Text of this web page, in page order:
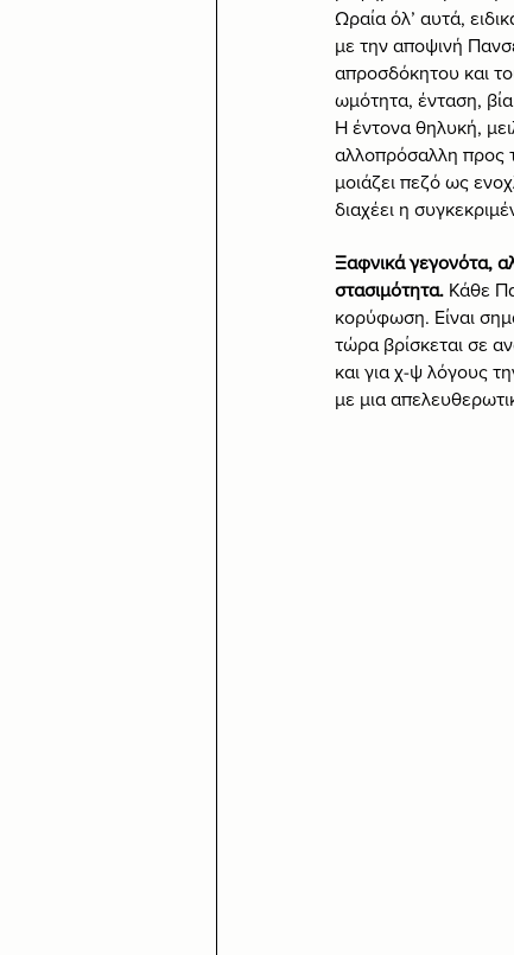
Ωραία όλ’ αυτά,
με την αποψινή
απροσδόκητου και
ωμότητα, ένταση,
Η έντονα θηλυκή,
αλλοπρόσαλλη προς
μοιάζει πεζό ως
διαχέει η
Ξαφνικά γεγονότα,
στασιμότητα. Κάθε
κορύφωση. Είναι
τώρα βρίσκεται σε
και για χ-ψ λόγους
με μια